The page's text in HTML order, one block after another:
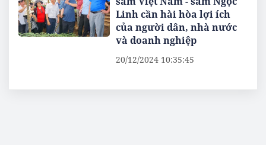
Linh cần hài hòa lợi ích
của người dân, nhà nước
và doanh nghiệp
20/12/2024 10:35:45